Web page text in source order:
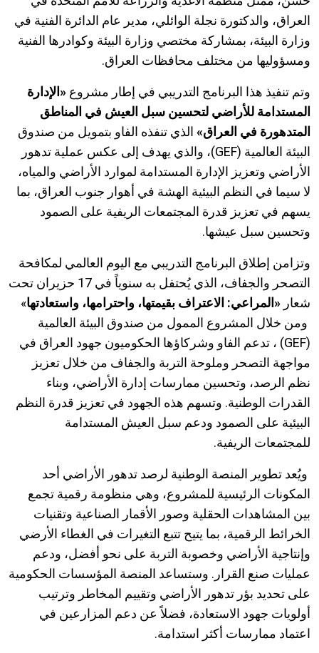
العراق، والدكتورة نجلة الوائلي، مدير عام الدائرة الفنية في
وزارة البيئة، بمشاركة مختصي وزارة البيئة وكوادرها الفنية
ومسؤوليها من مختلف محافظات العراق.
وتم تنفيذ هذا البرنامج التدريبي في إطار مشروع «الإدارة
المستدامة للأراضي لتحسين سبل العيش في المناطق
المتدهورة في العراق» الذي تنفذه الفاو بتمويل من صندوق
البيئة العالمية (GEF)، والذي يهدف إلى عكس عملية تدهور
الأراضي وتعزيز الإدارة المستدامة لموارد الأراضي والمياه،
لا سيما في النظم البيئية الهشة في أهوار جنوب العراق، بما
يسهم في تعزيز قدرة المجتمعات الريفية على الصمود
وتحسين سبل عيشها.
وتزامن إطلاق البرنامج التدريبي مع اليوم العالمي لمكافحة
التصحر والجفاف، الذي يُحتفل به سنوياً في 17 حزيران تحت
شعار «المراعي: الاعتراف بقيمتها، واحترامها، واستعادتها»
ومن خلال المشروع الممول من صندوق البيئة العالمية
(
GEF) ، تدعم الفاو وشركاؤها الحكوميون جهود العراق في
مواجهة التصحر وملوحة التربة والجفاف من خلال تعزيز
نظم الرصد، وتحسين ممارسات إدارة الأراضي، وبناء
القدرات الوطنية. وتسهم هذه الجهود في تعزيز قدرة النظم
البيئية على الصمود ودعم سبل العيش المستدامة
للمجتمعات الريفية.
ويُعد تطوير المنصة الوطنية لرصد تدهور الأراضي أحد
المكونات الرئيسية للمشروع، وهي منظومة رقمية تجمع
بين المشاهدات الحقلية وصور الأقمار الصناعية وتقنيات
الخرائط الرقمية، بما يتيح تتبع التغيرات في الغطاء الأرضي
وإنتاجية الأراضي وخصوبة التربة على نحو أفضل، ودعم
عمليات صنع القرار. وستساعد المنصة المؤسسات الحكومية
على تحديد بؤر تدهور الأراضي وتقييم المخاطر وترتيب
أولويات جهود الاستعادة، فضلاً عن دعم المزارعين في
اعتماد ممارسات أكثر استدامة.